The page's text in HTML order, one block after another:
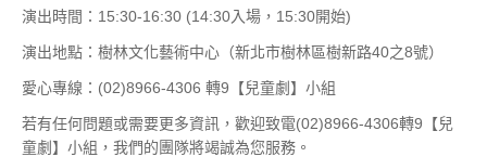
演出時間：15:30-16:30 (14:30入場，15:30開始)
演出地點：樹林文化藝術中心（新北市樹林區樹新路40之8號）
愛心專線：(02)8966-4306 轉9【兒童劇】小組
若有任何問題或需要更多資訊，歡迎致電(02)8966-4306轉9【兒
童劇】小組，我們的團隊將竭誠為您服務。